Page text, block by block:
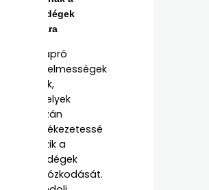
vendégek
arcára
Az apró
figyelmességek
azok,
amelyek
igazán
emlékezetessé
teszik a
vendégek
tartózkodását.